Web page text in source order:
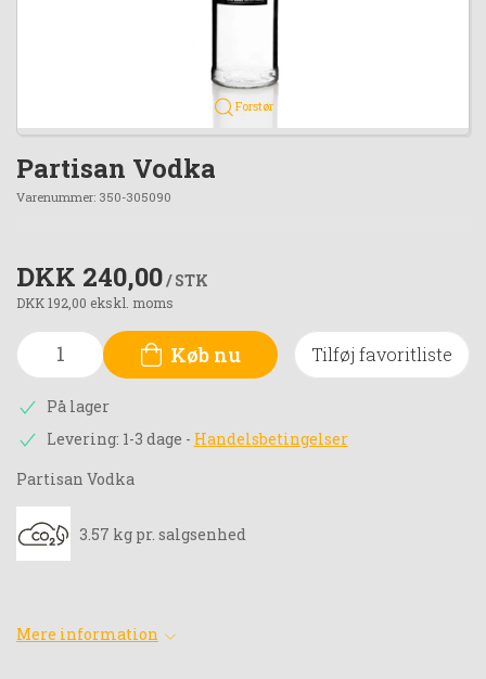
Forstør
Partisan Vodka
Varenummer: 350-305090
DKK 240,00/ STK
DKK 192,00 ekskl. moms
Køb nu Tilføj favoritliste
På lager
Levering: 1-3 dage - Handelsbetingelser
Partisan Vodka
3.57 kg pr. salgsenhed
Mere information